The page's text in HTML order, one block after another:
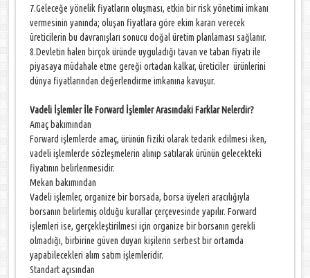
7.Geleceğe yönelik fiyatların oluşması, etkin bir risk yönetimi imkanı
vermesinin yanında; oluşan fiyatlara göre ekim kararı verecek
üreticilerin bu davranışları sonucu doğal üretim planlaması sağlanır.
8.Devletin halen birçok üründe uyguladığı tavan ve taban fiyatı ile
piyasaya müdahale etme gereği ortadan kalkar, üreticiler ürünlerini
dünya fiyatlarından değerlendirme imkanına kavuşur.
Vadeli İşlemler İle Forward İşlemler Arasındaki Farklar Nelerdir?
Amaç bakımından
Forward işlemlerde amaç, ürünün fiziki olarak tedarik edilmesi iken,
vadeli işlemlerde sözleşmelerin alınıp satılarak ürünün gelecekteki
fiyatının belirlenmesidir.
Mekan bakımından
Vadeli işlemler, organize bir borsada, borsa üyeleri aracılığıyla
borsanın belirlemiş olduğu kurallar çerçevesinde yapılır. Forward
işlemleri ise, gerçekleştirilmesi için organize bir borsanın gerekli
olmadığı, birbirine güven duyan kişilerin serbest bir ortamda
yapabilecekleri alım satım işlemleridir.
Standart açısından